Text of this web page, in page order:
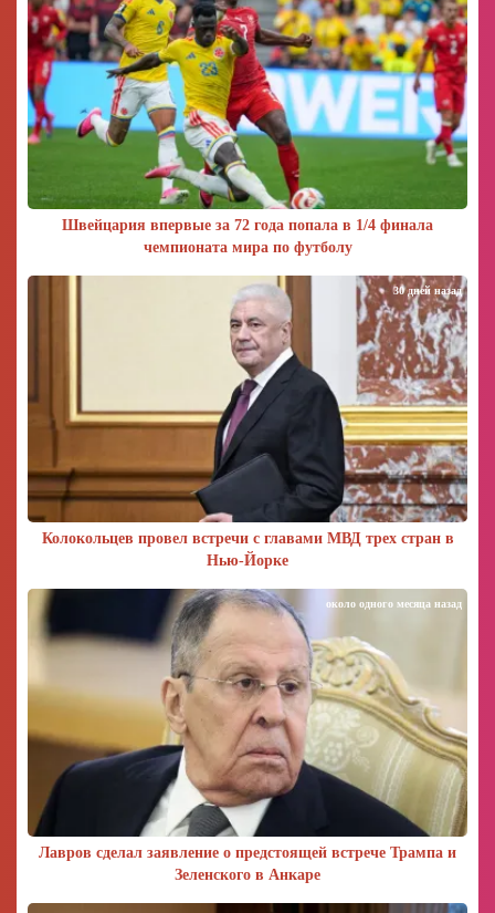
Швейцария впервые за 72 года попала в 1/4 финала
чемпионата мира по футболу
Колокольцев провел встречи с главами МВД трех стран в
Нью-Йорке
30 дней назад
Лавров сделал заявление о предстоящей встрече Трампа и
Зеленского в Анкаре
около одного месяца назад